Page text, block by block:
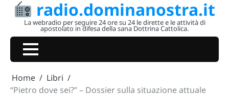
Skip
radio.dominanostra.it
La webradio per seguire 24 ore su 24 le dirette e le attività di
apostolato in difesa della sana Dottrina Cattolica.
Home
Libri
“Pietro dove sei?” – Dossier sulla situazione attuale